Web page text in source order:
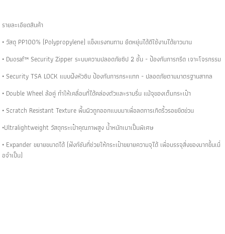
รายละเอียดสินค้า
• วัสดุ PP100% (Polypropylene) แข็งแรงทนทาน ยืดหยุ่นได้ดีใช้งานได้ยาวนาน
• Duosaf™ Security Zipper ระบบความปลอดภัยซิป 2 ชั้น​ - ป้องกันการกรีด เจาะโจรกรรม
• Security TSA LOCK แบบฝังหัวซิบ ป้องกันการกระแทก - ปลอดภัยตามมาตรฐานสากล
• Double Wheel ล้อคู่ ทำให้เคลื่อนที่ได้คล่องตัวและราบรื่น แม้จุของเต็มกระเป๋า
• Scratch Resistant Texture พื้นผิวถูกออกแบบมาเพื่อลดการเกิดริ้วรอยขีดข่วน
•Ultralightweight วัสดุกระเป๋าคุณภาพสูง น้ำหนักเบาเป็นพิเศษ
• Expander ขยายขนาดได้ (ฟังก์ชันที่ช่วยให้กระเป๋าขยายความจุได้ เพื่อบรรจุสิ่งของมากขึ้นเมื่
อจำเป็น)